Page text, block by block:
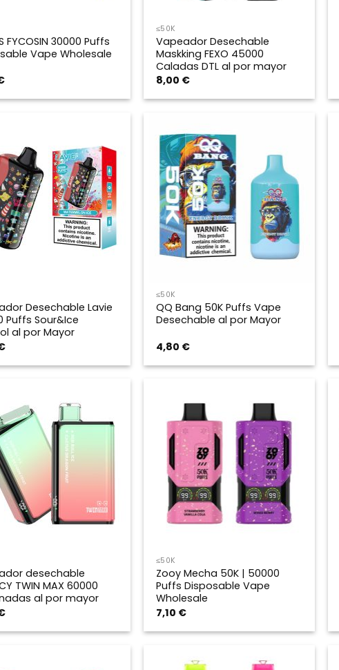
FYCOSIN 30000 Puffs
Vape Wholesale
≤50K
Vapeador Desechable
Maskking FEXO 45000
Caladas DTL al por mayor
8,00 €
Desechable Lavie
Puffs Sour&Ice
al por Mayor
≤50K
QQ Bang 50K Puffs Vape
Desechable al por Mayor
4,80 €
desechable
TWIN MAX 60000
al por mayor
≤50K
Zooy Mecha 50K | 50000
Puffs Disposable Vape
Wholesale
7,10 €